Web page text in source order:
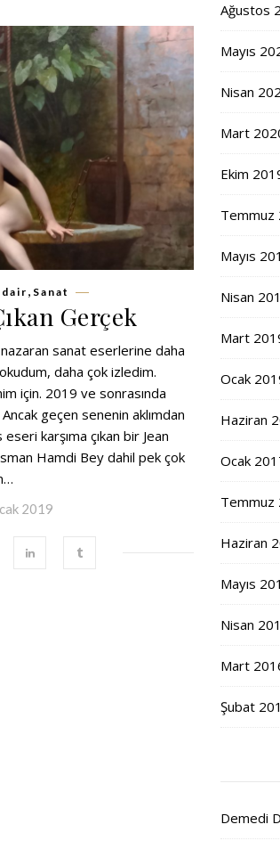
dair Sanat
Gerçek
sanat eserlerine daha
daha çok izledim.
için. 2019 ve sonrasında
geçen senenin aklımdan
karşıma çıkan bir Jean
Hamdi Bey dahil pek çok
2019
Ağustos
Mayıs
Nisan
Mart
Ekim
Temmuz
Mayıs
Nisan
Mart
Ocak
Haziran
Ocak
Temmuz
Haziran
Mayıs
Nisan
Mart
Şubat
Demedi